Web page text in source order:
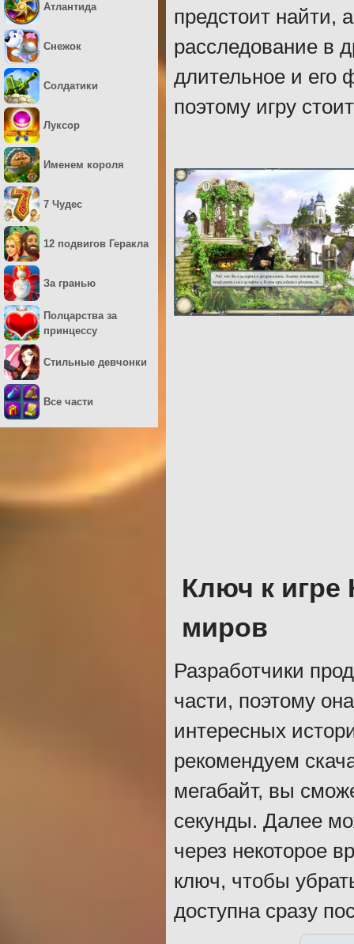
предстоит найти,
расследование в
длительное и его
поэтому игру
Ключ к игре
миров
Разработчики
части, поэтому
интересных
рекомендуем
мегабайт, вы
секунды. Далее
через некоторое
ключ, чтобы
доступна сразу
Атлантида
Снежок
Солдатики
Луксор
Именем короля
7 Чудес
12 подвигов Геракла
За гранью
Полцарства за
принцессу
Стильные девчонки
Все части